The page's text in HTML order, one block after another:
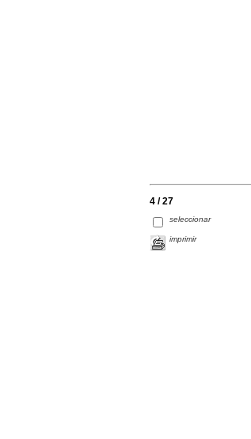
4 / 27
seleccionar
imprimir